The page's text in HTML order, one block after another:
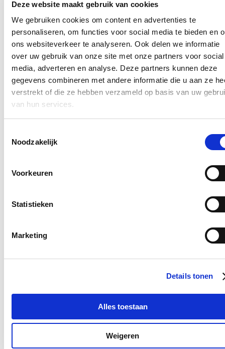
Deze website maakt gebruik van cookies
We gebruiken cookies om content en advertenties te
personaliseren, om functies voor social media te bieden en
ons websiteverkeer te analyseren. Ook delen we informatie
over uw gebruik van onze site met onze partners voor social
media, adverteren en analyse. Deze partners kunnen deze
gegevens combineren met andere informatie die u aan ze
verstrekt of die ze hebben verzameld op basis van uw
van hun services.
Noodzakelijk
Voorkeuren
Statistieken
Marketing
Details tonen
Alles toestaan
Weigeren
om de privacyvoorwaarden te raadplegen
Aantal meldingen van agressief of ongewenst gedrag
stijgt fors binnen Vlaamse overheid: nieuwe regeling
dat dossiers tijdelijk kan opschorten in geval van
agressie voortaan van kracht
Het aantal meldingen van ongewenst gedrag van derden tegenover
Dat blijkt
Crevits. De minister wil daarom strenger optreden: indien
overheidspersoneel wordt geconfronteerd met agressie van burgers,
het voorval uitdrukkelijk mee te nemen bij de beoordeling van het
dossier van de betrokken persoon. De regeling werd vastgelegd in
entiteiten.
Vlaams minister van Integratie en Inburgering Hilde Crevits
investeert 11,8 miljoen euro in organisaties die lokale besturen
ondersteunen bij het versterken van de lokale sociale cohesie en